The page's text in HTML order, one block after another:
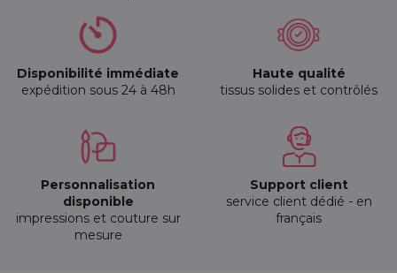
Disponibilité immédiate
expédition sous 24 à 48h
Haute qualité
tissus solides et contrôlés
Personnalisation
disponible
impressions et couture sur
mesure
Support client
service client dédié - en
français